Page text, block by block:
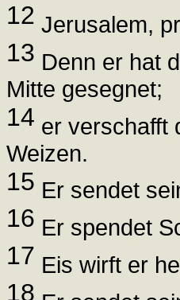
12 Jerusalem,
13 Denn er hat
Mitte gesegnet;
14 er verschafft
Weizen.
15 Er sendet
16 Er spendet
17 Eis wirft er
18